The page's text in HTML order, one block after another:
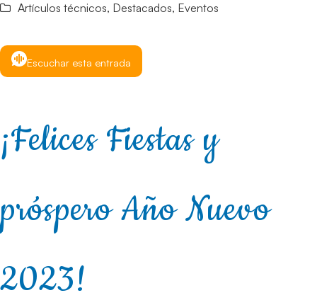
Artículos técnicos, Destacados, Eventos
Escuchar esta entrada
¡Felices Fiestas y
próspero Año Nuevo
2023!